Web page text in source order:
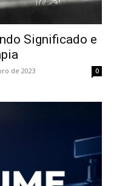
Significado e
de 2023 0